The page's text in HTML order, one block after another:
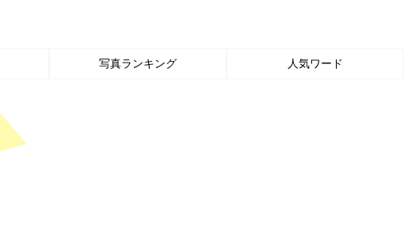
写真ランキング 人気ワード